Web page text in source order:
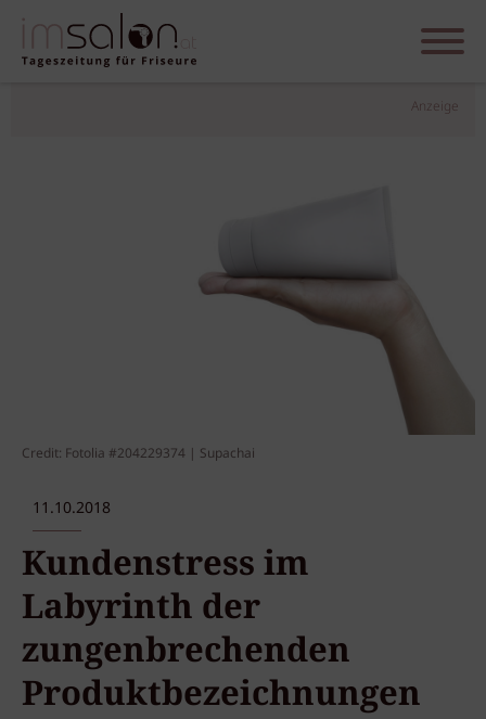
Anzeige
Credit: Fotolia #204229374 | Supachai
11.10.2018
Kundenstress im
Labyrinth der
zungenbrechenden
Produktbezeichnungen